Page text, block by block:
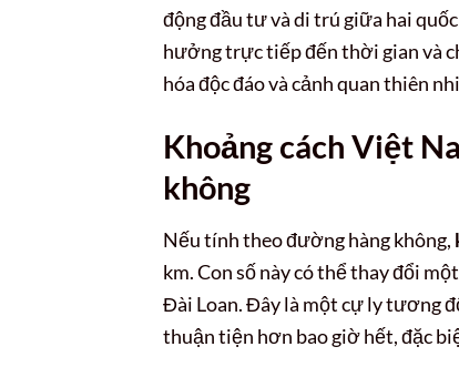
động đầu tư và di trú giữa hai
hưởng trực tiếp đến thời gian và
hóa độc đáo và cảnh quan thiên
Khoảng cách Việt
không
Nếu tính theo đường hàng không,
km. Con số này có thể thay đổi
Đài Loan. Đây là một cự ly tương
thuận tiện hơn bao giờ hết, đặc